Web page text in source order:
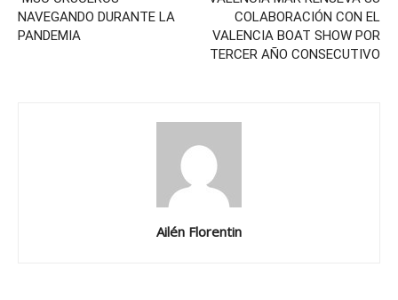
NAVEGANDO DURANTE LA
PANDEMIA
COLABORACIÓN CON EL
VALENCIA BOAT SHOW POR
TERCER AÑO CONSECUTIVO
Ailén Florentin